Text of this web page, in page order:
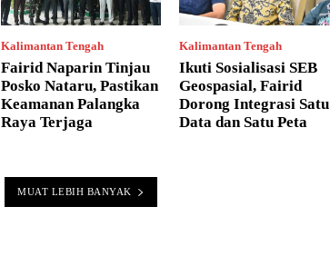
Kalimantan Tengah
Fairid Naparin Tinjau
Posko Nataru, Pastikan
Keamanan Palangka
Raya Terjaga
Kalimantan Tengah
Ikuti Sosialisasi SEB
Geospasial, Fairid
Dorong Integrasi Satu
Data dan Satu Peta
MUAT LEBIH BANYAK